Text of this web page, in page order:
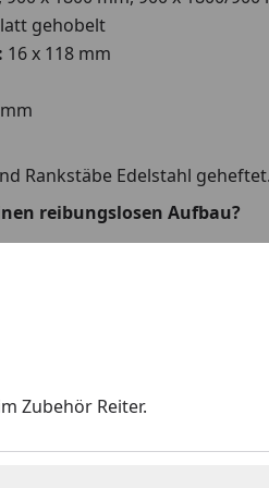
gehobelt
16 x 118 mm
Rankstäbe Edelstahl
reibungslosen Aufbau?
Zubehör Reiter.